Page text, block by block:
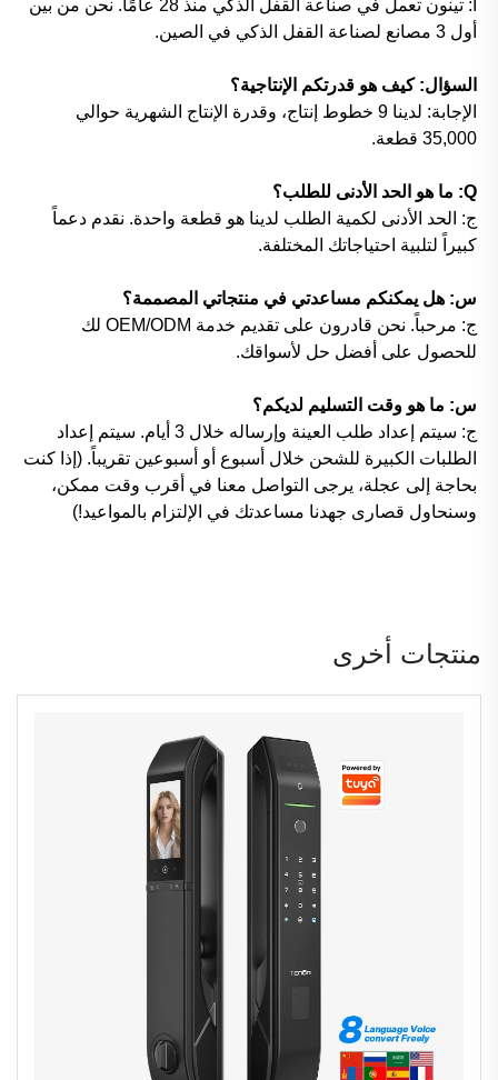
أ: تينون تعمل في صناعة القفل الذكي منذ 28 عامًا. نحن من بين
أول 3 مصانع لصناعة القفل الذكي في الصين.
السؤال: كيف هو قدرتكم الإنتاجية؟
الإجابة: لدينا 9 خطوط إنتاج، وقدرة الإنتاج الشهرية حوالي
35,000 قطعة.
Q: ما هو الحد الأدنى للطلب؟
ج: الحد الأدنى لكمية الطلب لدينا هو قطعة واحدة. نقدم دعماً
كبيراً لتلبية احتياجاتك المختلفة.
س: هل يمكنكم مساعدتي في منتجاتي المصممة؟
ج: مرحباً. نحن قادرون على تقديم خدمة OEM/ODM لك
للحصول على أفضل حل لأسواقك.
س: ما هو وقت التسليم لديكم؟
ج: سيتم إعداد طلب العينة وإرساله خلال 3 أيام. سيتم إعداد
الطلبات الكبيرة للشحن خلال أسبوع أو أسبوعين تقريباً. (إذا كنت
بحاجة إلى عجلة، يرجى التواصل معنا في أقرب وقت ممكن،
وسنحاول قصارى جهدنا مساعدتك في الإلتزام بالمواعيد!)
منتجات أخرى